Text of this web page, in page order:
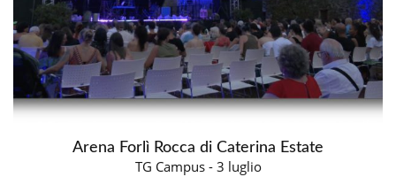
Arena Forlì Rocca di Caterina Estate
TG Campus - 3 luglio